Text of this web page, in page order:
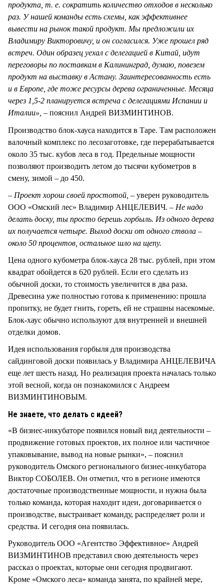
продукта, т. е. сократить количество отходов в несколько
раз. У нашей команды есть схемы, как эффективнее
вывести на рынок такой продукт. Мы предложили их
Владимиру Викторовичу, и он согласился. Уже прошел ряд
встреч. Один образец уехал с делегацией в Китай, идут
переговоры по поставкам в Калининград, думаю, повезем
продукт на выставку в Астану. Заинтересованность есть
и в Европе, где тоже ресурсы дерева ограниченные. Месяца
через 1,5-2 планируется встреча с делегациями Испании и
Италии», – пояснил Андрей ВИЗМИНТИНОВ.
Производство блок-хауса находится в Таре. Там расположен
валочный комплекс по лесозаготовке, где перерабатывается
около 35 тыс. кубов леса в год. Предельные мощности
позволяют производить летом до тысячи кубометров в
смену, зимой – до 450.
– Проект хорош своей простотой, – уверен руководитель
ООО «Омский лес» Владимир АНЦЕЛЕВИЧ. – Не надо
делать доску, ты просто берешь горбыль. Из одного дерева
их получается четыре. Выход доски от одного ствола –
около 50 процентов, остальное шло на щепу.
Цена одного кубометра блок-хауса 28 тыс. рублей, при этом
квадрат обойдется в 620 рублей. Если его сделать из
обычной доски, то стоимость увеличится в два раза.
Древесина уже полностью готова к применению: прошла
пропитку, не будет гнить, гореть, ей не страшны насекомые.
Блок-хаус обычно используют для внутренней и внешней
отделки домов.
Идея использования горбыля для производства
сайдинговой доски появилась у Владимира АНЦЕЛЕВИЧА
еще лет шесть назад. Но реализация проекта началась только
этой весной, когда он познакомился с Андреем
ВИЗМИНТИНОВЫМ.
Не знаете, что делать с идеей?
«В бизнес-инкубаторе появился новый вид деятельности –
продвижение готовых проектов, их полное или частичное
упаковывание, вывод на новые рынки», – пояснил
руководитель Омского регионального бизнес-инкубатора
Виктор СОБОЛЕВ. Он отметил, что в регионе имеются
достаточные производственные мощности, и нужна была
только команда, которая находит идеи, договаривается о
производстве, выстраивает команду, распределяет роли и
средства. И сегодня она появилась.
Руководитель ООО «Агентство Эффективное» Андрей
ВИЗМИНТИНОВ представил свою деятельность через
рассказ о проектах, которые они сегодня продвигают.
Кроме «Омского леса» команда занята, по крайней мере,